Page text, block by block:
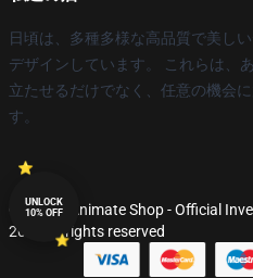
日頃は、多種多様な高品質で美し
デザインしています。 これらは、
立たせるだけでなく、任意の機会
す。
© Invent Animate Shop - Official
2026 all rights reserved
UNLOCK
10% OFF